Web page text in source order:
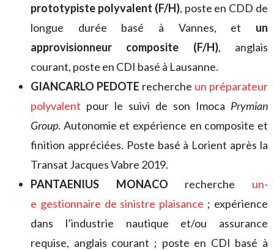
prototypiste polyvalent (F/H), poste en CDD de
longue durée basé à Vannes, et un
approvisionneur composite (F/H), anglais
courant, poste en CDI basé à Lausanne.
GIANCARLO PEDOTE recherche un préparateur
polyvalent pour le suivi de son Imoca Prymian
Group. Autonomie et expérience en composite et
finition appréciées. Poste basé à Lorient après la
Transat Jacques Vabre 2019.
PANTAENIUS MONACO recherche un-
e gestionnaire de sinistre plaisance ; expérience
dans l’industrie nautique et/ou assurance
requise, anglais courant ; poste en CDI basé à